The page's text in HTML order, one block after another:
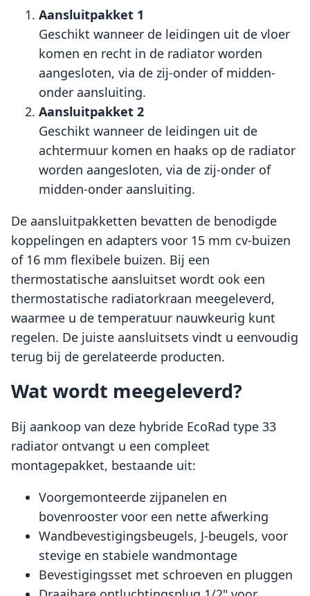
Aansluitpakket 1
Geschikt wanneer de leidingen uit de vloer
komen en recht in de radiator worden
aangesloten, via de zij-onder of midden-
onder aansluiting.
Aansluitpakket 2
Geschikt wanneer de leidingen uit de
achtermuur komen en haaks op de radiator
worden aangesloten, via de zij-onder of
midden-onder aansluiting.
De aansluitpakketten bevatten de benodigde
koppelingen en adapters voor 15 mm cv-buizen
of 16 mm flexibele buizen. Bij een
thermostatische aansluitset wordt ook een
thermostatische radiatorkraan meegeleverd,
waarmee u de temperatuur nauwkeurig kunt
regelen. De juiste aansluitsets vindt u eenvoudig
terug bij de gerelateerde producten.
Wat wordt meegeleverd?
Bij aankoop van deze hybride EcoRad type 33
radiator ontvangt u een compleet
montagepakket, bestaande uit:
Voorgemonteerde zijpanelen en
bovenrooster voor een nette afwerking
Wandbevestigingsbeugels, J-beugels, voor
stevige en stabiele wandmontage
Bevestigingsset met schroeven en pluggen